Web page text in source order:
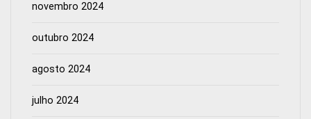
novembro 2024
outubro 2024
agosto 2024
julho 2024